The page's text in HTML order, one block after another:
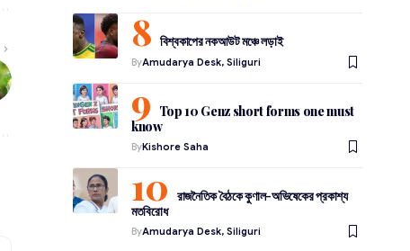
বিশ্বকাপের নকআউট মঞ্চে লড়াই
ByAmudarya Desk, Siliguri
Top 10 Genz short forms one must
know
ByKishore Saha
রাজনৈতিক বৈঠকে কুণাল-অভিষেকের প্রকাশ্য
মতবিরোধ
ByAmudarya Desk, Siliguri